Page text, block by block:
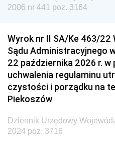
Dziennik Urzędowy
2006 nr 441 poz. 3164
Wyrok nr II SA/Ke 463/22
Sądu Administracyjnego
22 października 2026 r.
uchwalenia regulaminu
czystości i porządku na
Piekoszów
Dziennik Urzędowy
2024 poz. 3716